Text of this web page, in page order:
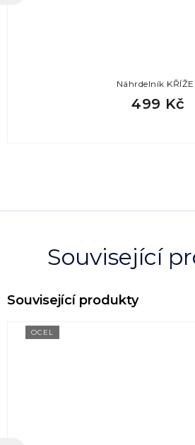
Související
OCEL
Náhrdelník
499 Kč